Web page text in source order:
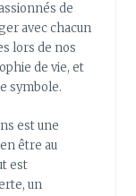
de
avec chacun
lors de nos
de vie, et
symbole.
est une
être au
est
un